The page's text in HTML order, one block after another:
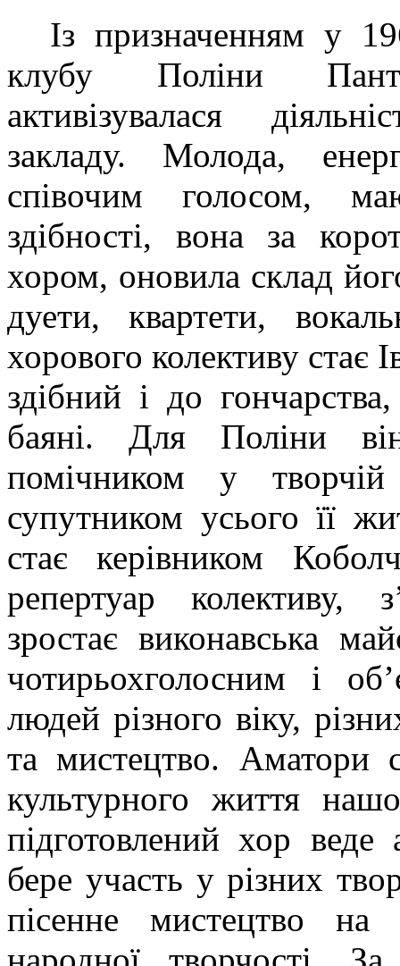
Із призначенням у
клубу Поліни
активізувалася
закладу. Молода,
співочим голосом,
здібності, вона за
хором, оновила склад
дуети, квартети,
хорового колективу стає
здібний і до
баяні. Для Поліни
помічником у
супутником усього її
стає керівником
репертуар колективу,
зростає виконавська
чотирьохголосним і
людей різного віку,
та мистецтво. Аматори
культурного життя
підготовлений хор веде
бере участь у різних
пісенне мистецтво на